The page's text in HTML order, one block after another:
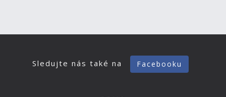
Sledujte nás také na Facebooku